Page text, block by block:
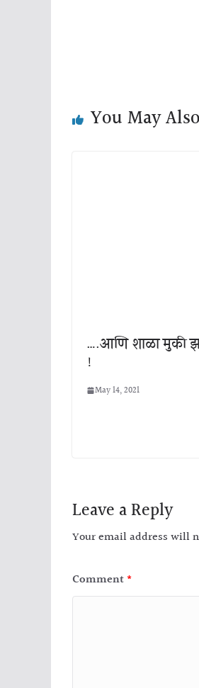
You May
….आणि शाळा मुकी
!
May 14, 2021
Leave a Reply
Your email address will
Comment *